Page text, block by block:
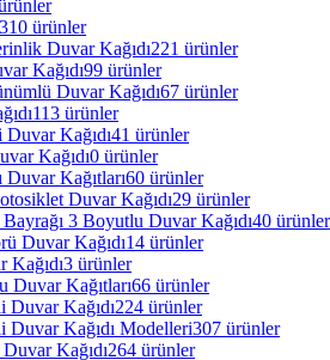
ürünler
Duvar Kağıdı221 ürünler
Kağıdı99 ürünler
Duvar Kağıdı67 ürünler
113 ürünler
Kağıdı41 ürünler
Kağıdı0 ürünler
Duvar Kağıtları60 ürünler
Duvar Kağıdı29 ürünler
3 Boyutlu Duvar Kağıdı40 ürünler
Duvar Kağıdı14 ürünler
Kağıdı3 ürünler
Duvar Kağıtları66 ürünler
Duvar Kağıdı224 ürünler
Duvar Kağıdı Modelleri307 ürünler
Kağıdı264 ürünler